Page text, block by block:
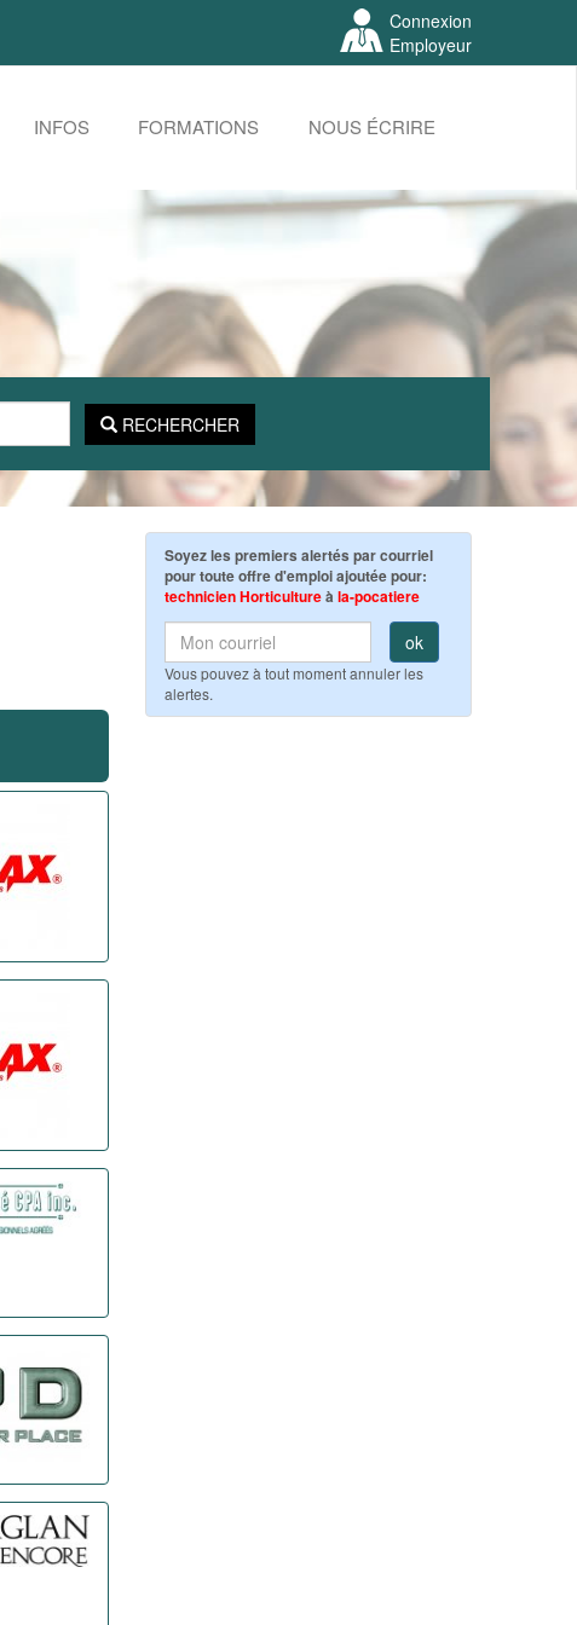
Connexion
Employeur
INFOS FORMATIONS NOUS ÉCRIRE
RECHERCHER
Soyez les premiers alertés par courriel
pour toute offre d'emploi ajoutée pour:
technicien Horticultureà la-pocatiere
ok
Vous pouvez à tout moment annuler les
alertes.